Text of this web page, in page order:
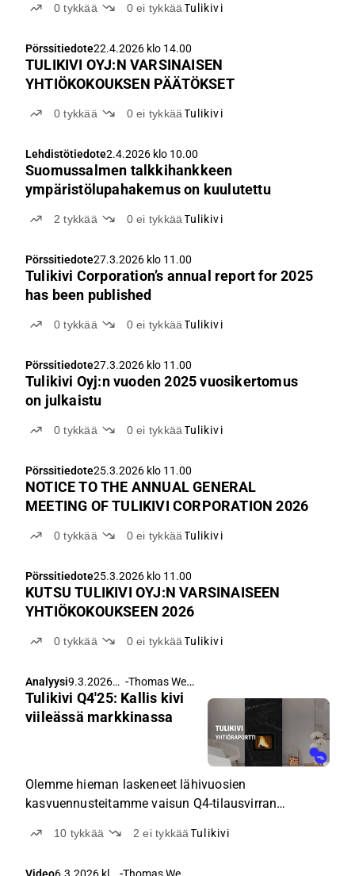
0tykkää 0ei tykkää Tulikivi
Pörssitiedote22.4.2026 klo 14.00
TULIKIVI OYJ:N VARSINAISEN
YHTIÖKOKOUKSEN PÄÄTÖKSET
0tykkää 0ei tykkää Tulikivi
Lehdistötiedote2.4.2026 klo 10.00
Suomussalmen talkkihankkeen
ympäristölupahakemus on kuulutettu
2tykkää 0ei tykkää Tulikivi
Pörssitiedote27.3.2026 klo 11.00
Tulikivi Corporation’s annual report for 2025
has been published
0tykkää 0ei tykkää Tulikivi
Pörssitiedote27.3.2026 klo 11.00
Tulikivi Oyj:n vuoden 2025 vuosikertomus
on julkaistu
0tykkää 0ei tykkää Tulikivi
Pörssitiedote25.3.2026 klo 11.00
NOTICE TO THE ANNUAL GENERAL
MEETING OF TULIKIVI CORPORATION 2026
0tykkää 0ei tykkää Tulikivi
Pörssitiedote25.3.2026 klo 11.00
KUTSU TULIKIVI OYJ:N VARSINAISEEN
YHTIÖKOKOUKSEEN 2026
0tykkää 0ei tykkää Tulikivi
Analyysi9.3.2026
klo 5.30
- Thomas Westerholm
Tulikivi Q4'25: Kallis kivi
viileässä markkinassa
Olemme hieman laskeneet lähivuosien
kasvuennusteitamme vaisun Q4-tilausvirran
kohonneen kuluttajaenergiahinnan tulisijojen
10 tykkää 2ei tykkää Tulikivi
Video6.3.2026 klo -